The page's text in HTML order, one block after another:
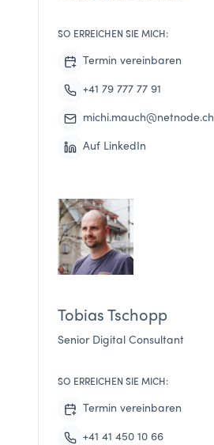
SO ERREICHEN SIE MICH:
Termin vereinbaren
+41 79 777 77 91
michi.mauch@netnode.ch
Auf LinkedIn
Tobias Tschopp
Senior Digital Consultant
SO ERREICHEN SIE MICH:
Termin vereinbaren
+41 41 450 10 66